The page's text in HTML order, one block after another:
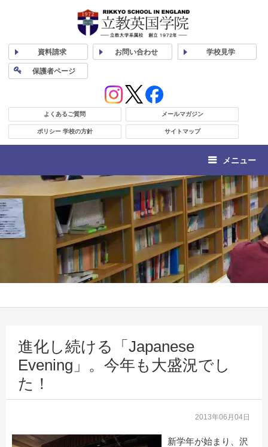
資料請求 お問い合わせ 学校見学
保護者ページ
よくあるご質問 メールマガジン
ポリシー 学校の方針 サイトマップ
メニュー
進化し続ける「Japanese
Evening」。今年も大盛況でし
た！
2013年06月04日
新学年が始まり、沢